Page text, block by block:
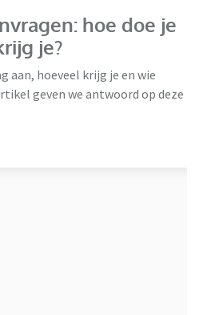
hoe doe je
je?
aan, hoeveel krijg je en wie
geven we antwoord op deze